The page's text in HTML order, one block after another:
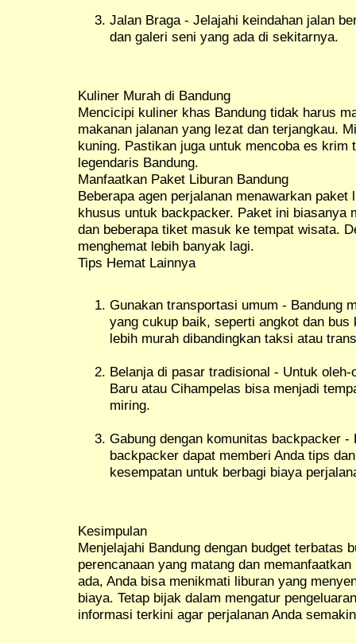
Jalan Braga - Jelajahi keindahan jalan
dan galeri seni yang ada di sekitarnya.
Kuliner Murah di Bandung
Mencicipi kuliner khas Bandung tidak harus
makanan jalanan yang lezat dan terjangkau.
kuning. Pastikan juga untuk mencoba es krim
legendaris Bandung.
Manfaatkan Paket Liburan Bandung
Beberapa agen perjalanan menawarkan paket
khusus untuk backpacker. Paket ini biasanya
dan beberapa tiket masuk ke tempat wisata.
menghemat lebih banyak lagi.
Tips Hemat Lainnya
Gunakan transportasi umum - Bandung
yang cukup baik, seperti angkot dan
lebih murah dibandingkan taksi atau
Belanja di pasar tradisional - Untuk
Baru atau Cihampelas bisa menjadi
miring.
Gabung dengan komunitas backpacker -
backpacker dapat memberi Anda tips
kesempatan untuk berbagi biaya
Kesimpulan
Menjelajahi Bandung dengan budget terbatas
perencanaan yang matang dan
ada, Anda bisa menikmati liburan yang
biaya. Tetap bijak dalam mengatur
informasi terkini agar perjalanan Anda